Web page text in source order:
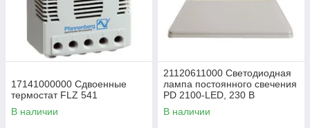
17141000000 Сдвоенные
термостат FLZ 541
В наличии
21120611000 Светодиодная
лампа постоянного свечения
PD 2100-LED, 230 В
В наличии